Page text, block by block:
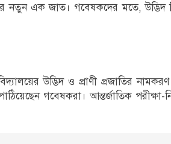
নতুন এক জাত। গবেষকদের মতে, উদ্ভিদ
উদ্ভিদ ও প্রাণী প্রজাতির
গবেষকরা। আন্তর্জাতিক পরীক্ষা-